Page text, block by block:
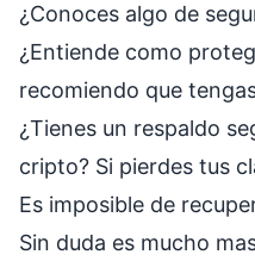
¿Conoces algo de
¿Entiende como
recomiendo que
¿Tienes un respaldo
cripto? Si pierdes tus
Es imposible de
Sin duda es mucho